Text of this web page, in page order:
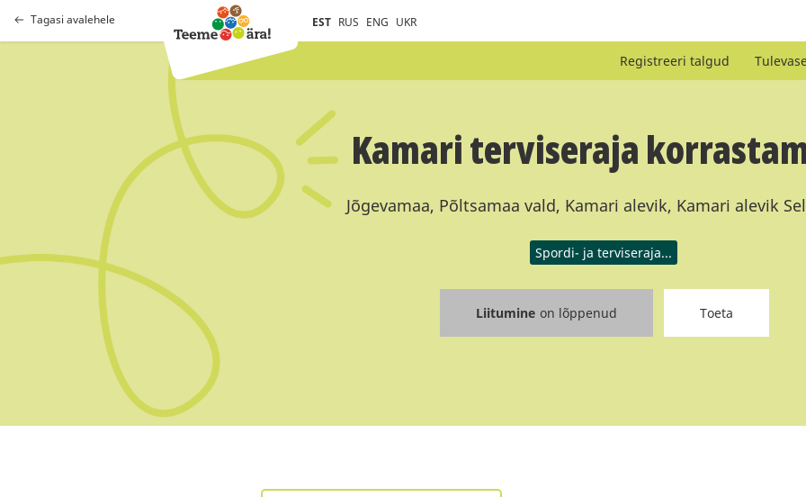
Tagasi avalehele EST RUS ENG UKR
Registreeri talgud
Kamari terviseraja
Jõgevamaa, Põltsamaa vald, Kamari alevik, Kamari alevik
Spordi- ja terviseraja...
Liitumine on lõppenud Toeta